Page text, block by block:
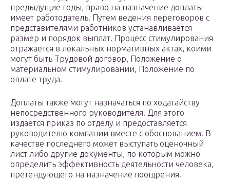
предыдущие годы, право на назначение доплаты
имеет работодатель. Путем ведения переговоров с
представителями работников устанавливается
размер и порядок выплат. Процесс стимулирования
отражается в локальных нормативных актах, коими
могут быть Трудовой договор, Положение о
материальном стимулировании, Положение по
оплате труда.
Доплаты также могут назначаться по ходатайству
непосредственного руководителя. Для этого
издается приказ по отделу и предоставляется
руководителю компании вместе с обоснованием. В
качестве последнего может выступать оценочный
лист либо другие документы, по которым можно
определить эффективность деятельности человека,
претендующего на назначение поощрения.